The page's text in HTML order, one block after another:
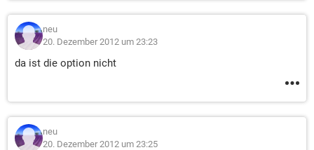
neu
20. Dezember 2012 um 23:23
da ist die option nicht
neu
20. Dezember 2012 um 23:25